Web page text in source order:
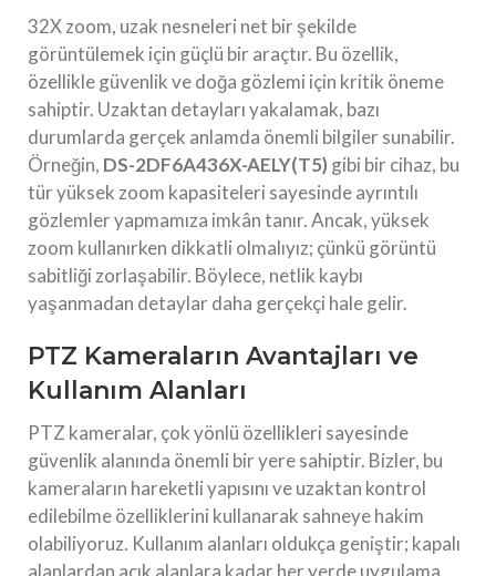
32X zoom, uzak nesneleri net bir şekilde
görüntülemek için güçlü bir araçtır. Bu özellik,
özellikle güvenlik ve doğa gözlemi için kritik öneme
sahiptir. Uzaktan detayları yakalamak, bazı
durumlarda gerçek anlamda önemli bilgiler sunabilir.
Örneğin, DS-2DF6A436X-AELY(T5) gibi bir cihaz, bu
tür yüksek zoom kapasiteleri sayesinde ayrıntılı
gözlemler yapmamıza imkân tanır. Ancak, yüksek
zoom kullanırken dikkatli olmalıyız; çünkü görüntü
sabitliği zorlaşabilir. Böylece, netlik kaybı
yaşanmadan detaylar daha gerçekçi hale gelir.
PTZ Kameraların Avantajları ve
Kullanım Alanları
PTZ kameralar, çok yönlü özellikleri sayesinde
güvenlik alanında önemli bir yere sahiptir. Bizler, bu
kameraların hareketli yapısını ve uzaktan kontrol
edilebilme özelliklerini kullanarak sahneye hakim
olabiliyoruz. Kullanım alanları oldukça geniştir; kapalı
alanlardan açık alanlara kadar her yerde uygulama